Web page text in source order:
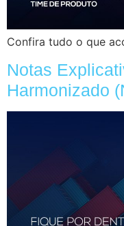
Confira tudo o que
Notas
Harmonizado